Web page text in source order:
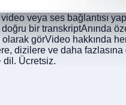
veya ses bağlantısı
bir transkriptAnında
olarak görVideo hakkında
dizilere ve daha fazlasına
dil. Ücretsiz.